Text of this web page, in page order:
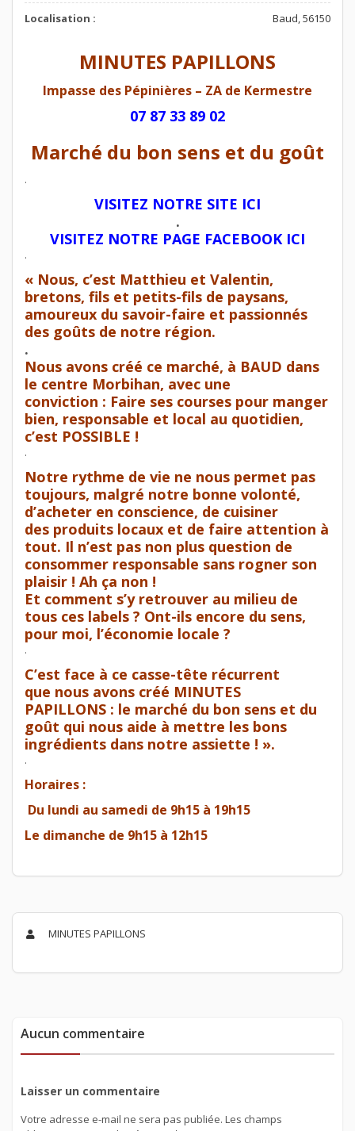
Localisation :
Baud, 56150
MINUTES PAPILLONS
Impasse des Pépinières – ZA de Kermestre
07 87 33 89 02
Marché du bon sens et du goût
.
VISITEZ NOTRE SITE ICI
.
VISITEZ NOTRE PAGE FACEBOOK ICI
.
« Nous, c’est Matthieu et Valentin,
bretons, fils et petits-fils de paysans,
amoureux du savoir-faire et passionnés
des goûts de notre région.
.
Nous avons créé ce marché, à BAUD dans
le centre Morbihan, avec une
conviction : Faire ses courses pour manger
bien, responsable et local au quotidien,
c’est POSSIBLE !
.
Notre rythme de vie ne nous permet pas
toujours, malgré notre bonne volonté,
d’acheter en conscience, de cuisiner
des produits locaux et de faire attention à
tout. Il n’est pas non plus question de
consommer responsable sans rogner son
plaisir ! Ah ça non !
Et comment s’y retrouver au milieu de
tous ces labels ? Ont-ils encore du sens,
pour moi, l’économie locale ?
.
C’est face à ce casse-tête récurrent
que nous avons créé MINUTES
PAPILLONS : le marché du bon sens et du
goût qui nous aide à mettre les bons
ingrédients dans notre assiette ! ».
.
Horaires :
Du lundi au samedi de 9h15 à 19h15
Le dimanche de 9h15 à 12h15
MINUTES PAPILLONS
Aucun commentaire
Laisser un commentaire
Votre adresse e-mail ne sera pas publiée. Les champs